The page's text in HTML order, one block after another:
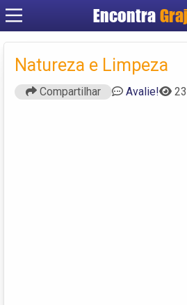
Encontra
Criar conta
Natureza e Limpeza
Compartilhar Avalie!